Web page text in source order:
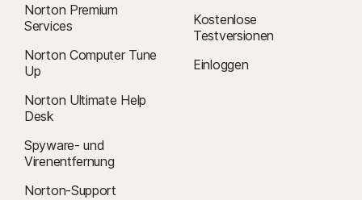
Norton Premium
Services
Norton Computer Tune
Up
Norton Ultimate Help
Desk
Spyware- und
Virenentfernung
Norton-Support
Kostenlose
Testversionen
Einloggen